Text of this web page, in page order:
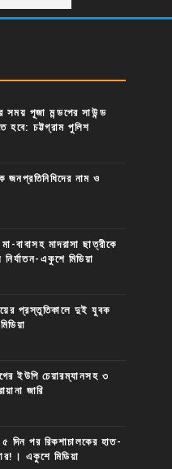
সময় পূজা মন্ডপের সাউন্ড
হবে: চট্টগ্রাম পুলিশ
জনপ্রতিনিধিদের নাম ও
বাবাসহ মাদরাসা ছাত্রীকে
একুশে মিডিয়া
প্রস্তুতিকালে দুই যুবক
ইউপি চেয়ারম্যানসহ ৩
জারি
দিন পর রিকশাচালকের হাত-
একুশে মিডিয়া